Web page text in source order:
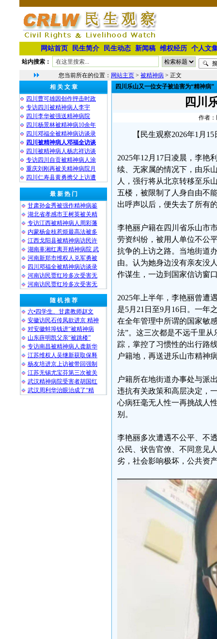
网站首页 民生简介 民生动态 新闻稿 维权经历 个人文
站内搜索：
您当前所在的位置： 网站主页 > 被精神病 > 正文
相 关 文 章
四川曹可雄因创作抨击时政
专访四川被精神病人李宇
四川李华被强送精神病院
四川杨景林被精神病10余年
四川邓福全被精神病访谈录
四川被精神病人邓福全访谈
四川被精神病人杨志祥访谈
专访四川自贡被精神病人涂
重庆刘刚再被关精神病院月
四川仁寿县黄勇携父上访遭
最 新 热 门
甘肃孙金秀被强作精神病鉴
湖北省孝感市王树英被关精
专访江西被精神病人周彩藩
内蒙杨金枝惹烦最高法被多
江西戈阳县被精神病访民许
湖南辜湘红离开精神病院 武
河南新郑市维权人兑军勇被
四川邓福全被精神病访谈录
河南访民贾红玲多次受害无
河南访民贾红玲多次受害无
随 机 推 荐
六•四学生、甘肃教师赵文
安徽访民石传凤欲进京 精神
对安徽蚌埠钱进“被精神病
山东薛明凯父亲“被跳楼”
专访南昌被精神病人龚新华
江苏维权人吴继新获取保释
杨友培进京上访被带回强制
江苏无锡尤宝芬第三次被关
武汉精神病院受害者胡国红
武汉周利华治眼治成了“精
四川乐山又一位女子被迫害为“精神病”
四川
作者：
【民生观察2026年1月
2025年12月17日凌晨，李艳
续、无家属的情况下，由乐
人，强行将从北京转移至乐
五楼，被限制了人身自由不
出呼声以后，便失去了所有
李艳丽户籍在四川省乐山市
劳资纠纷，被用人单位不公
抗争的上访之路。当地街道
由。认为她身边没有亲友没
作谋生，一边到国家信访窗
2025年上半年，李艳丽曾遭
是5月21日至9月16日。一年
在全年管理中所谓的国家敏
法”。这三次都是不远千里
踪，掌控了习惯性的出行路
户籍地，再送进乐山市精神
户籍所在地街道办事处与派
违抗有关政策和高层决定，
心病狂毫无人性一再挑战人
别。
李艳丽多次遭遇不公平、不
公民、状告官僚、不同意见
劣，社会影响极坏，公共资